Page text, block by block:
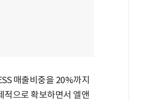
매출비중을 20%까지
으로 확보하면서 엘앤